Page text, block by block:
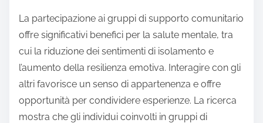
La partecipazione ai gruppi di supporto comunitario
offre significativi benefici per la salute mentale, tra
cui la riduzione dei sentimenti di isolamento e
l’aumento della resilienza emotiva. Interagire con gli
altri favorisce un senso di appartenenza e offre
opportunità per condividere esperienze. La ricerca
mostra che gli individui coinvolti in gruppi di